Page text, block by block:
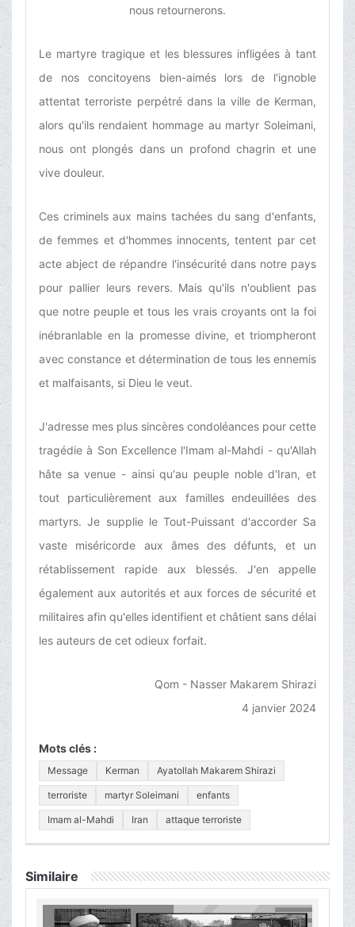
nous retournerons.
Le martyre tragique et les blessures infligées à tant
de nos concitoyens bien-aimés lors de l'ignoble
attentat terroriste perpétré dans la ville de Kerman,
alors qu'ils rendaient hommage au martyr Soleimani,
nous ont plongés dans un profond chagrin et une
vive douleur.
Ces criminels aux mains tachées du sang d'enfants,
de femmes et d'hommes innocents, tentent par cet
acte abject de répandre l'insécurité dans notre pays
pour pallier leurs revers. Mais qu'ils n'oublient pas
que notre peuple et tous les vrais croyants ont la foi
inébranlable en la promesse divine, et triompheront
avec constance et détermination de tous les ennemis
et malfaisants, si Dieu le veut.
J'adresse mes plus sincères condoléances pour cette
tragédie à Son Excellence l'Imam al-Mahdi - qu'Allah
hâte sa venue - ainsi qu'au peuple noble d'Iran, et
tout particulièrement aux familles endeuillées des
martyrs. Je supplie le Tout-Puissant d'accorder Sa
vaste miséricorde aux âmes des défunts, et un
rétablissement rapide aux blessés. J'en appelle
également aux autorités et aux forces de sécurité et
militaires afin qu'elles identifient et châtient sans délai
les auteurs de cet odieux forfait.
Qom - Nasser Makarem Shirazi
4 janvier 2024
Mots clés :
Message Kerman Ayatollah Makarem Shirazi
terroriste martyr Soleimani enfants
Imam al-Mahdi Iran attaque terroriste
Similaire